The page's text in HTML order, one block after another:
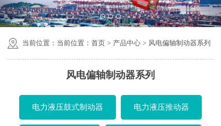
当前位置：当前位置： 首页 > 产品中心 > 风电偏轴制动器系列
风电偏轴制动器系列
电力液压鼓式制动器 电力液压推动器